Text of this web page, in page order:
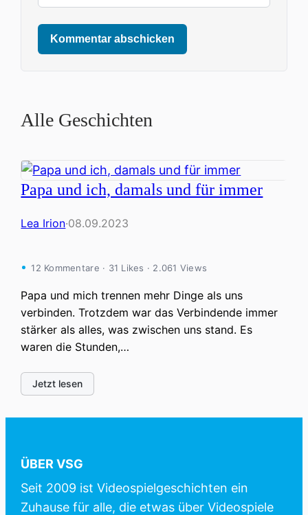
Kommentar abschicken
Alle Geschichten
Papa und ich, damals und für immer
Lea Irion·08.09.2023
12 Kommentare · 31 Likes · 2.061 Views
Papa und mich trennen mehr Dinge als uns
verbinden. Trotzdem war das Verbindende immer
stärker als alles, was zwischen uns stand. Es
waren die Stunden,…
Jetzt lesen
ÜBER VSG
Seit 2009 ist Videospielgeschichten ein
Zuhause für alle, die etwas über Videospiele